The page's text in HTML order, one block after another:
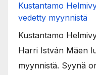
Kustantamo
vedetty myynnistä
Kustantamo
Harri István Mäen
myynnistä. Syynä